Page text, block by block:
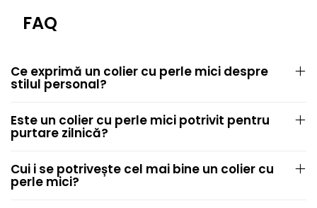
FAQ
Ce exprimă un colier cu perle mici despre
stilul personal?
Este un colier cu perle mici potrivit pentru
purtare zilnică?
Cui i se potrivește cel mai bine un colier cu
perle mici?